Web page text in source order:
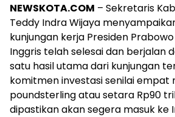
NEWSKOTA.COM – Sekretaris
Teddy Indra Wijaya
kunjungan kerja Presiden
Inggris telah selesai dan berjalan
satu hasil utama dari kunjungan
komitmen investasi senilai empat
poundsterling atau setara Rp90
dipastikan akan segera masuk ke